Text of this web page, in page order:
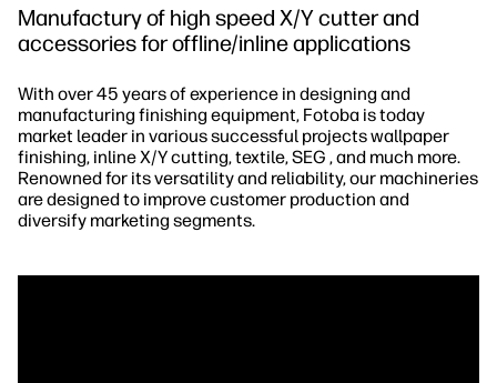
Manufactury of high speed X/Y cutter and
accessories for offline/inline applications
With over 45 years of experience in designing and
manufacturing finishing equipment, Fotoba is today
market leader in various successful projects wallpaper
finishing, inline X/Y cutting, textile, SEG , and much more.
Renowned for its versatility and reliability, our machineries
are designed to improve customer production and
diversify marketing segments.